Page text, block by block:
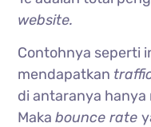
website.
Contohnya seperti
mendapatkan
di antaranya hanya
Makabounce rate